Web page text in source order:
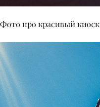
Фото про красивый киоск